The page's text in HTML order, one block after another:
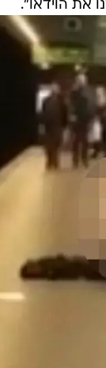
את הוידאו".